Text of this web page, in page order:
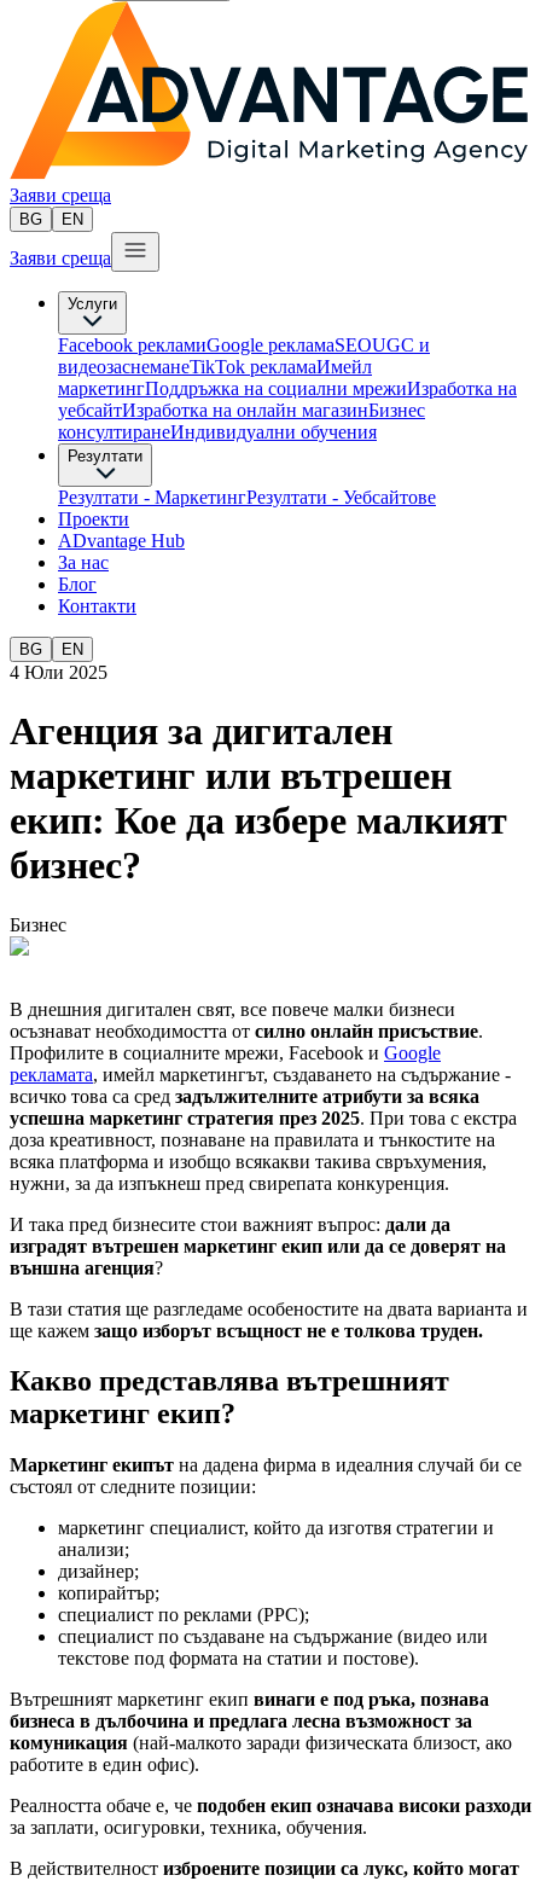
Заяви среща
BG EN
Заяви среща
Услуги
Facebook рекламиGoogle рекламаSEOUGC и
видеозаснеманеTikTok рекламaИмейл
маркетингПоддръжка на социални мрежиИзработка на
уебсайтИзработка на онлайн магазинБизнес
консултиране​Индивидуални обучения
Резултати
Резултати - МаркетингРезултати - Уебсайтове
Проекти
ADvantage Hub
За нас
Блог
Контакти
BG EN
4 Юли 2025
Агенция за дигитален
маркетинг или вътрешен
екип: Кое да избере малкият
бизнес?
Бизнес
В днешния дигитален свят, все повече малки бизнеси
осъзнават необходимостта от силно онлайн присъствие.
Профилите в социалните мрежи, Facebook и Google
рекламата, имейл маркетингът, създаването на съдържание -
всичко това са сред задължителните атрибути за всяка
успешна маркетинг стратегия през 2025. При това с екстра
доза креативност, познаване на правилата и тънкостите на
всяка платформа и изобщо всякакви такива свръхумения,
нужни, за да изпъкнеш пред свирепата конкуренция.
И така пред бизнесите стои важният въпрос: дали да
изградят вътрешен маркетинг екип или да се доверят на
външна агенция?
В тази статия ще разгледаме особеностите на двата варианта и
ще кажем защо изборът всъщност не е толкова труден.
Какво представлява вътрешният
маркетинг екип?
Маркетинг екипът на дадена фирма в идеалния случай би се
състоял от следните позиции:
маркетинг специалист, който да изготвя стратегии и
анализи;
дизайнер;
копирайтър;
специалист по реклами (PPC);
специалист по създаване на съдържание (видео или
текстове под формата на статии и постове).
Вътрешният маркетинг екип винаги е под ръка, познава
бизнеса в дълбочина и предлага лесна възможност за
комуникация (най-малкото заради физическата близост, ако
работите в един офис).
Реалността обаче е, че подобен екип означава високи разходи
за заплати, осигуровки, техника, обучения.
В действителност изброените позиции са лукс, който могат